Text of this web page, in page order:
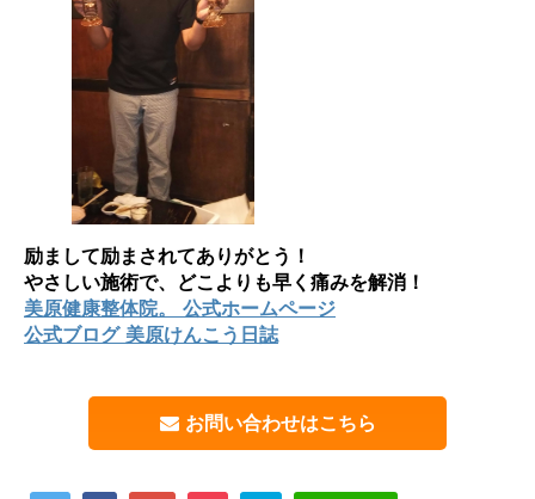
励まして励まされてありがとう！
やさしい施術で、どこよりも早く痛みを解消！
美原健康整体院。 公式ホームページ
公式ブログ 美原けんこう日誌
お問い合わせはこちら